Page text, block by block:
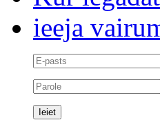
ieeja